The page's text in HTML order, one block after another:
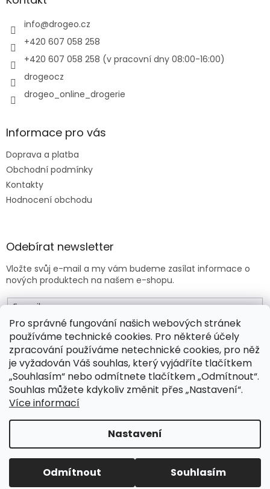
Pro správné fungování našich webových stránek
používáme technické cookies. Pro některé účely
zpracování používáme netechnické cookies, pro něž
je vyžadován Váš souhlas, který vyjádříte tlačítkem
„Souhlasím“ nebo odmítnete tlačítkem „Odmítnout“.
Souhlas můžete kdykoliv změnit přes „Nastavení“.
Více informací
Nastavení
Odmítnout Souhlasím
info@drogeo.cz
+420 607 058 258
+420 607 058 258 (v pracovní dny 08:00-16:00)
drogeocz
drogeo_online_drogerie
Informace pro vás
Doprava a platba
Obchodní podmínky
Kontakty
Hodnocení obchodu
Odebírat newsletter
Vložte svůj e-mail a my vám budeme zasílat informace o
nových produktech na našem e-shopu.
E-mail
Vložením e-mailu souhlasíte sobchodními podmínkami .
PŘIHLÁSIT SE
Copyright 2026Drogeo.cz. Všechna práva vyhrazena.
Upravit nastavení cookies